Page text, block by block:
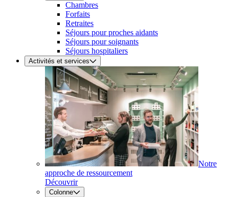
Chambres
Forfaits
Retraites
Séjours pour proches aidants
Séjours pour soignants
Séjours hospitaliers
Activités et services
Notre
approche de ressourcement
Découvrir
Colonne